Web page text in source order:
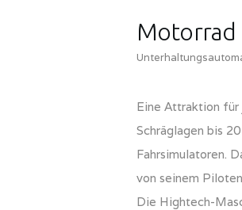
Motorrad
Eine Attraktion
Schräglagen bis
Fahrsimulatoren.
von seinem
Die Hightech-